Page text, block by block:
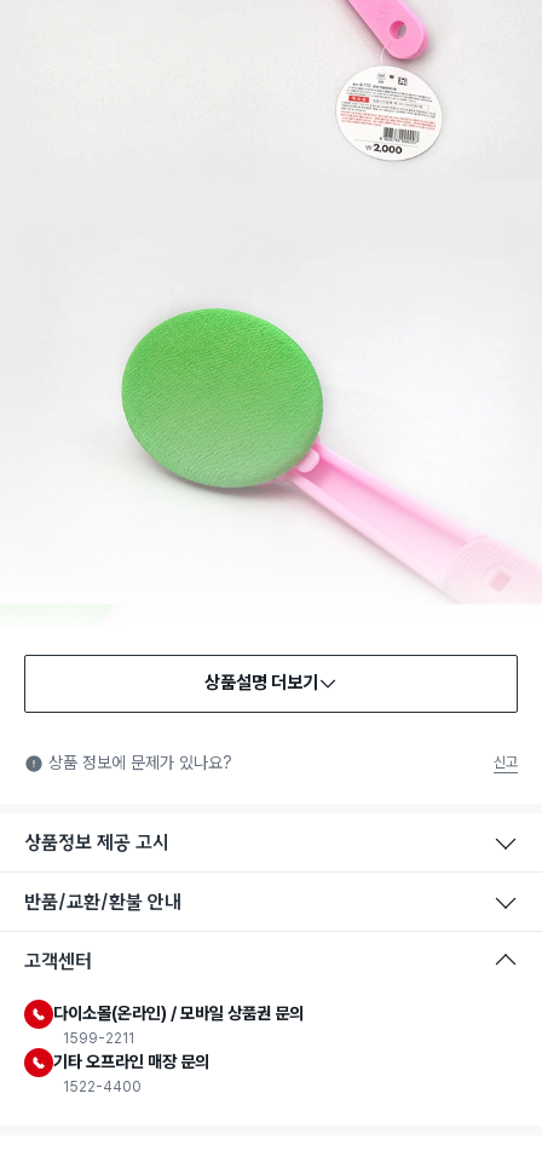
상품설명 더보기
상품 정보에 문제가 있나요? 신고
상품정보 제공 고시
반품/교환/환불 안내
고객센터
다이소몰(온라인) / 모바일 상품권 문의
1599-2211
기타 오프라인 매장 문의
1522-4400